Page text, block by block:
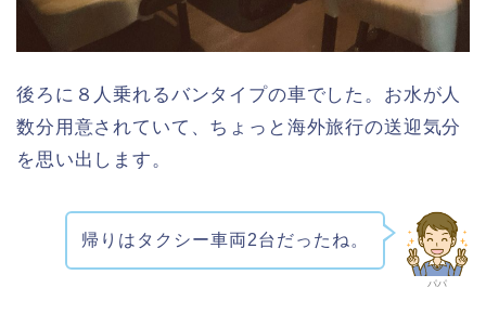
後ろに８人乗れるバンタイプの車でした。お水が人
数分用意されていて、ちょっと海外旅行の送迎気分
を思い出します。
パパ
帰りはタクシー車両2台だったね。